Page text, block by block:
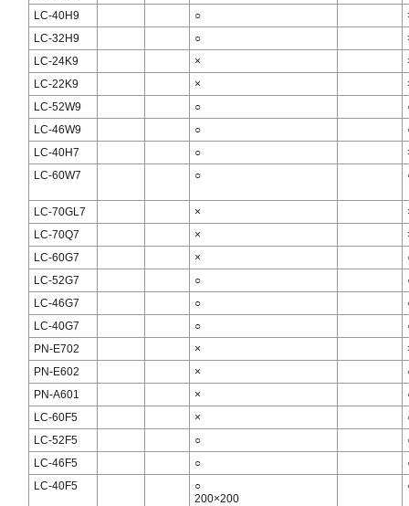
LC-40H9
○
LC-32H9
○
LC-24K9
×
LC-22K9
×
LC-52W9
○
LC-46W9
○
LC-40H7
○
LC-60W7
○
LC-70GL7 ×
LC-70Q7
×
LC-60G7
×
LC-52G7
○
LC-46G7
○
LC-40G7
○
PN-E702
×
PN-E602
×
PN-A601
×
LC-60F5
×
LC-52F5
○
LC-46F5
○
LC-40F5
○
200×200